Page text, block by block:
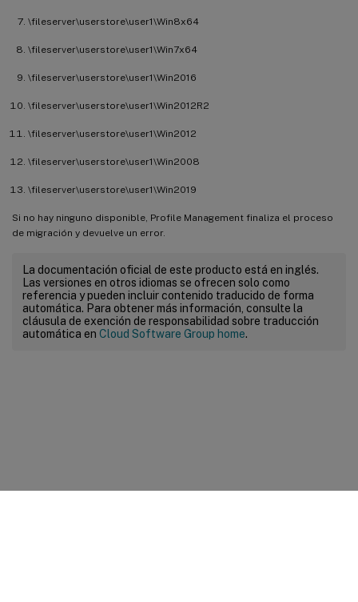
\fileserver\userstore\user1\Win8x64
\fileserver\userstore\user1\Win7x64
\fileserver\userstore\user1\Win2016
\fileserver\userstore\user1\Win2012R2
\fileserver\userstore\user1\Win2012
\fileserver\userstore\user1\Win2008
\fileserver\userstore\user1\Win2019
Si no hay ninguno disponible, Profile Management finaliza el proceso
de migración y devuelve un error.
La documentación oficial de este producto está en inglés.
Las versiones en otros idiomas se ofrecen solo como
referencia y pueden incluir contenido traducido de forma
automática. Para obtener más información, consulte la
cláusula de exención de responsabilidad sobre traducción
automática en Cloud Software Group home.